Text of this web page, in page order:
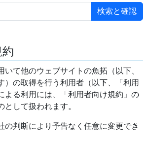
いて他のウェブサイトの魚拓（以下、
）の取得を行う利用者（以下、「利用
よる利用には、「利用者向け規約」の
して扱われます。
の判断により予告なく任意に変更でき